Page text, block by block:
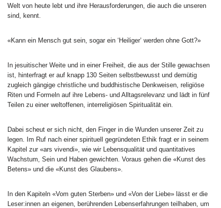
Welt von heute lebt und ihre Herausforderungen, die auch die unseren
sind, kennt.
«Kann ein Mensch gut sein, sogar ein ‘Heiliger’ werden ohne Gott?»
In jesuitischer Weite und in einer Freiheit, die aus der Stille gewachsen
ist, hinterfragt er auf knapp 130 Seiten selbstbewusst und demütig
zugleich gängige christliche und buddhistische Denkweisen, religiöse
Riten und Formeln auf ihre Lebens- und Alltagsrelevanz und lädt in fünf
Teilen zu einer weltoffenen, interreligiösen Spiritualität ein.
Dabei scheut er sich nicht, den Finger in die Wunden unserer Zeit zu
legen. Im Ruf nach einer spirituell gegründeten Ethik fragt er in seinem
Kapitel zur «ars vivendi», wie wir Lebensqualität und quantitatives
Wachstum, Sein und Haben gewichten. Voraus gehen die «Kunst des
Betens» und die «Kunst des Glaubens».
In den Kapiteln «Vom guten Sterben» und «Von der Liebe» lässt er die
Leser:innen an eigenen, berührenden Lebenserfahrungen teilhaben, um